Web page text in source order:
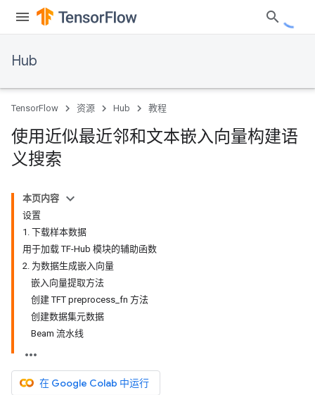
Hub
TensorFlow 资源 Hub 教程
使用近似最近邻和文本嵌入向量构建语
义搜索
本页内容
设置
1. 下载样本数据
用于加载 TF-Hub 模块的辅助函数
2. 为数据生成嵌入向量
嵌入向量提取方法
创建 TFT preprocess_fn 方法
创建数据集元数据
Beam 流水线
在 Google Colab 中运行